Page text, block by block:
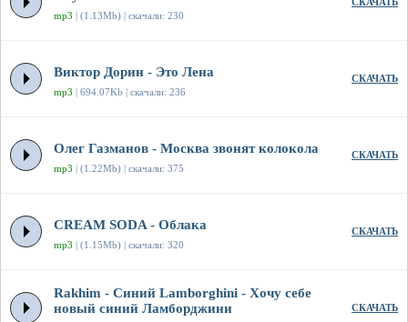
mp3 | (1.13Mb) | скачали: 230
СКАЧАТЬ
Виктор Дорин - Это Лена
mp3 | 694.07Kb | скачали: 236
СКАЧАТЬ
Олег Газманов - Москва звонят колокола
mp3 | (1.22Mb) | скачали: 375
СКАЧАТЬ
CREAM SODA - Облака
mp3 | (1.15Mb) | скачали: 320
СКАЧАТЬ
Rakhim - Синий Lamborghini - Хочу себе
новый синий Ламборджини
СКАЧАТЬ